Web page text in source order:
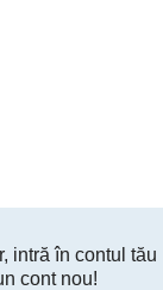
intră în contul tău
cont nou!